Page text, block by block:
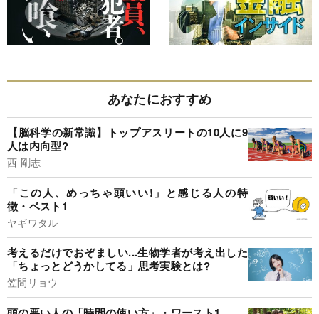
あなたにおすすめ
【脳科学の新常識】トップアスリートの10人に9
人は内向型?
西 剛志
「この人、めっちゃ頭いい!」と感じる人の特
徴・ベスト1
ヤギワタル
考えるだけでおぞましい...生物学者が考え出した
「ちょっとどうかしてる」思考実験とは?
笠間リョウ